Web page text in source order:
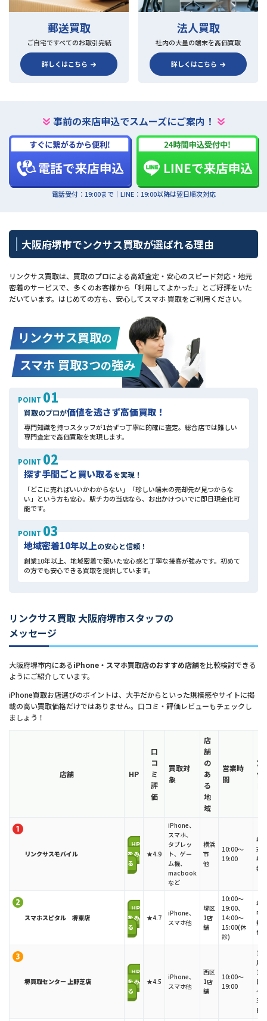
郵送買取
ご自宅ですべてのお取引完結
詳しくはこちら
法人買取
社内の大量の端末を高価買取
詳しくはこちら
事前の来店申込でスムーズにご案内！
電話受付：19:00まで｜LINE：19:00以降は翌日順次対応
大阪府堺市でンクサス買取が選ばれる理由
リンクサス買取は、買取のプロによる高額査定・安心のスピード対応・地元
密着のサービスで、多くのお客様から「利用してよかった」とご好評をいた
だいています。はじめての方も、安心してスマホ 買取をご利用ください。
リンクサス買取の
スマホ 買取3つの強み
POINT 01
買取のプロが価値を逃さず高価買取！
専門知識を持つスタッフが1台ずつ丁寧に的確に査定。総合店では難しい
専門査定で高価買取を実現します。
POINT 02
探す手間ごと買い取るを実現！
「どこに売ればいいかわからない」「珍しい端末の売却先が見つからな
い」という方も安心。駅チカの当店なら、お出かけついでに即日現金化可
能です。
POINT 03
地域密着10年以上の安心と信頼！
創業10年以上、地域密着で築いた安心感と丁寧な接客が強みです。初めて
の方でも安心できる買取を提供しています。
リンクサス買取 大阪府堺市スタッフの
メッセージ
大阪府堺市内にあるiPhone・スマホ買取店のおすすめ店舗を比較検討できる
ようにご紹介しています。
iPhone買取お店選びのポイントは、大手だからといった規模感やサイトに掲
載の高い買取価格だけではありません。口コミ・評価レビューもチェックし
ましょう！
店舗 HP
口
コ
ミ
評
価
買取対
象
店
舗
の
あ
る
地
域
営業時
間
定
休
リンクサスモバイル
HP
をみ
る
★4.9
iPhone、
スマホ、
タブレッ
ト、ゲー
ム機、
macbook
など
横浜
市
他
10:00〜
19:00
年
末
年
始
スマホスピタル 堺東店
HP
をみ
る
★4.7
iPhone、
スマホ他
堺区
1店
舗
10:00〜
19:00、
14:00～
15:00(休
診)
年
中
無
休
堺買取センター 上野芝店
HP
をみ
る
★4.5
iPhone、
スマホ他
西区
1店
舗
10:00～
19:00
1
月
1
日
～
3
日